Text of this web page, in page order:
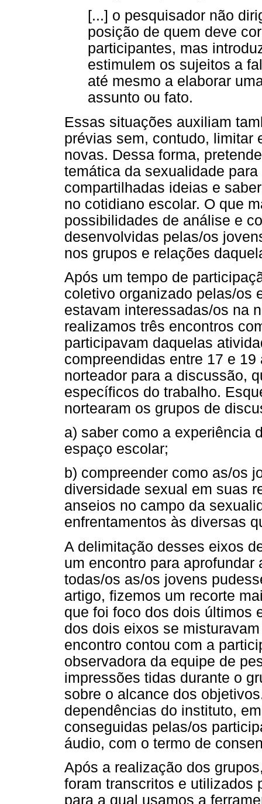
[...] o pesquisador não
posição de quem deve
participantes, mas
estimulem os sujeitos a
até mesmo a elaborar
assunto ou fato.
Essas situações auxiliam
prévias sem, contudo, limitar
novas. Dessa forma,
temática da sexualidade
compartilhadas ideias e
no cotidiano escolar. O que
possibilidades de análise e
desenvolvidas pelas/os
nos grupos e relações
Após um tempo de
coletivo organizado pelas/os
estavam interessadas/os na
realizamos três encontros
participavam daquelas
compreendidas entre 17 e
norteador para a discussão,
específicos do trabalho.
nortearam os grupos de
a) saber como a experiência
espaço escolar;
b) compreender como as/os
diversidade sexual em suas
anseios no campo da
enfrentamentos às diversas
A delimitação desses eixos
um encontro para
todas/os as/os jovens
artigo, fizemos um recorte
que foi foco dos dois últimos
dos dois eixos se
encontro contou com a
observadora da equipe de
impressões tidas durante o
sobre o alcance dos
dependências do instituto,
conseguidas pelas/os
áudio, com o termo de
Após a realização dos
foram transcritos e utilizados
para a qual usamos a